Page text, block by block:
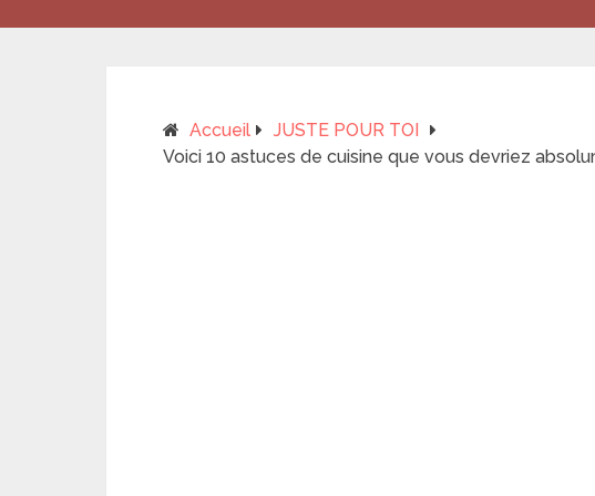
Accueil
JUSTE POUR TOI
Voici 10 astuces de cuisine que vous devriez